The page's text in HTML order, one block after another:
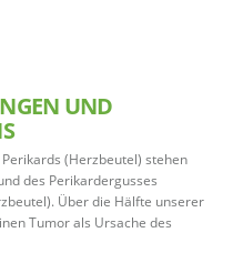
UND
(Herzbeutel) stehen
des Perikardergusses
Über die Hälfte unserer
Tumor als Ursache des